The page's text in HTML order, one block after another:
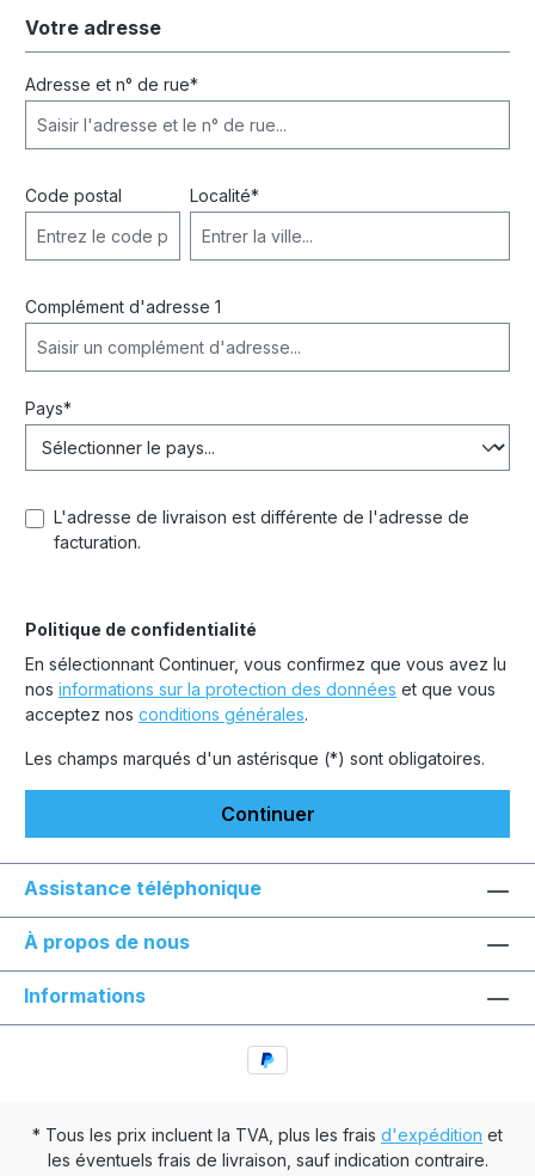
Votre adresse
Adresse et n° de rue*
Code postal Localité*
Complément d'adresse 1
Pays*
L'adresse de livraison est différente de l'adresse de
facturation.
Politique de confidentialité
En sélectionnant Continuer, vous confirmez que vous avez lu
nos informations sur la protection des données et que vous
acceptez nos conditions générales.
Les champs marqués d'un astérisque (*) sont obligatoires.
Continuer
Assistance téléphonique
À propos de nous
Informations
* Tous les prix incluent la TVA, plus les frais d'expédition et
les éventuels frais de livraison, sauf indication contraire.